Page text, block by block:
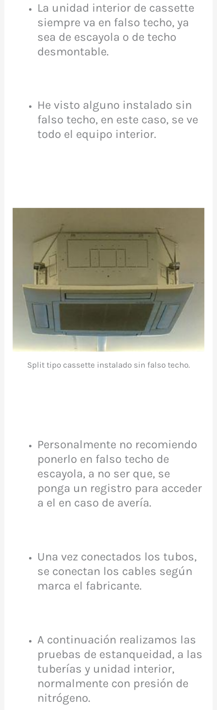
La unidad interior de cassette
siempre va en falso techo, ya
sea de escayola o de techo
desmontable.
He visto alguno instalado sin
falso techo, en este caso, se ve
todo el equipo interior.
Split tipo cassette instalado sin falso techo.
Personalmente no recomiendo
ponerlo en falso techo de
escayola, a no ser que, se
ponga un registro para acceder
a el en caso de avería.
Una vez conectados los tubos,
se conectan los cables según
marca el fabricante.
A continuación realizamos las
pruebas de estanqueidad, a las
tuberías y unidad interior,
normalmente con presión de
nitrógeno.